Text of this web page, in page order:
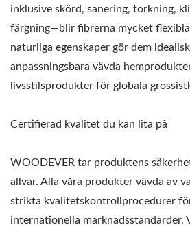
inklusive skörd, sanering, torkning,
färgning—blir fibrerna mycket flexibla
naturliga egenskaper gör dem
anpassningsbara vävda
livsstilsprodukter för globala
Certifierad kvalitet du kan lita på
WOODEVER tar produktens
allvar. Alla våra produkter vävda av
strikta kvalitetskontrollprocedurer
internationella marknadsstandarder.